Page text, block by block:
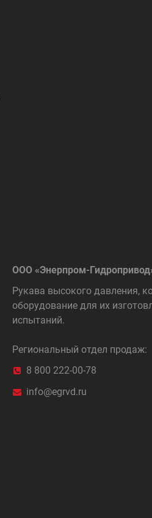
ООО «Энерпром-
Рукава высокого давления,
оборудование для их
испытаний.
Региональный отдел продаж:
8 800 222-00-78
info@egrvd.ru